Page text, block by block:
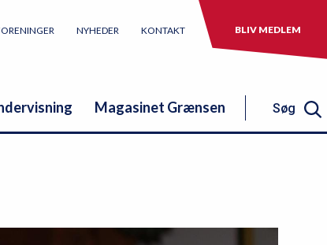
NYHEDER KONTAKT BLIV MEDLEM
Magasinet Grænsen Søg